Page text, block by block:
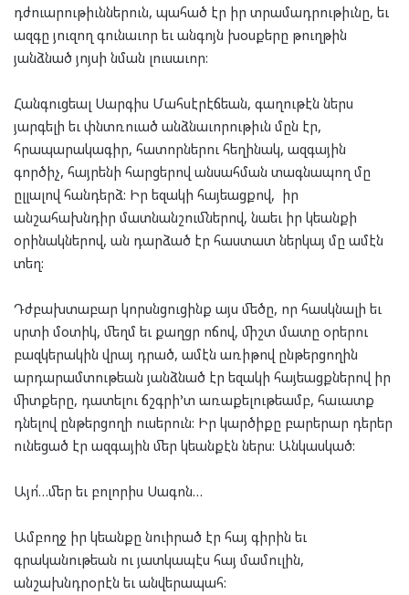
դժուարութիւններուն, պահած էր իր տրամադրութիւնը, եւ
ազգը յուզող գունաւոր եւ անգոյն խօսքերը թուղթին
յանձնած յոյսի նման լուսաւոր:
Հանգուցեալ Սարգիս Մահսէրէճեան, գաղութէն ներս
յարգելի եւ փնտռուած անձնաւորութիւն մըն էր,
հրապարակագիր, հատորներու հեղինակ, ազգային
գործիչ, հայրենի հարցերով անսահման տագնապող մը
ըլլալով հանդերձ: Իր եզակի հայեացքով, իր
անշահախնդիր մատնանշումներով, նաեւ իր կեանքի
օրինակներով, ան դարձած էր հաստատ ներկայ մը ամէն
տեղ:
Դժբախտաբար կորսնցուցինք այս մեծը, որ հասկնալի եւ
սրտի մօտիկ, մեղմ եւ քաղցր ոճով, միշտ մատը օրերու
բազկերակին վրայ դրած, ամէն առիթով ընթերցողին
արդարամտութեան յանձնած էր եզակի հայեացքներով իր
միտքերը, դատելու ճշգրի’տ առաքելութեամբ, հաւատք
դնելով ընթերցողի ուսերուն: Իր կարծիքը բարերար դերեր
ունեցած էր ազգային մեր կեանքէն ներս: Անկասկած:
Այո՛…մեր եւ բոլորիս Սագոն…
Ամբողջ իր կեանքը նուիրած էր հայ գիրին եւ
գրականութեան ու յատկապէս հայ մամուլին,
անշախնդրօրէն եւ անվերապահ: